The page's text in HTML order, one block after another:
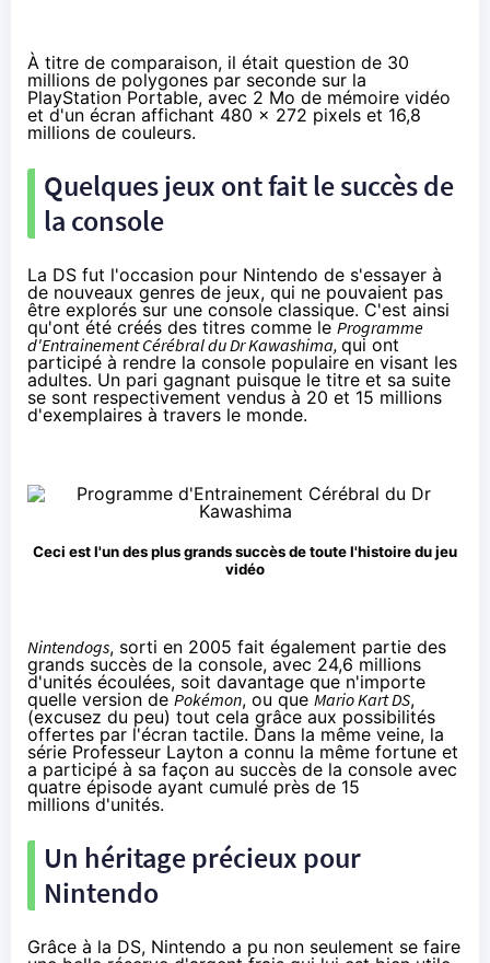
À titre de comparaison, il était question de 30
millions de polygones par seconde sur la
PlayStation Portable, avec 2 Mo de mémoire vidéo
et d'un écran affichant 480 x 272 pixels et 16,8
millions de couleurs.
Quelques jeux ont fait le succès de
la console
La DS fut l'occasion pour Nintendo de s'essayer à
de nouveaux genres de jeux, qui ne pouvaient pas
être explorés sur une console classique. C'est ainsi
qu'ont été créés des titres comme leProgramme
d'Entrainement Cérébral du Dr Kawashima, qui ont
participé à rendre la console populaire en visant les
adultes. Un pari gagnant puisque le titre et sa suite
se sont respectivement vendus à 20 et 15 millions
d'exemplaires à travers le monde.
Ceci est l'un des plus grands succès de toute l'histoire du jeu
vidéo
Nintendogs, sorti en 2005 fait également partie des
grands succès de la console, avec 24,6 millions
d'unités écoulées, soit davantage que n'importe
quelle version de Pokémon, ou que Mario Kart DS,
(excusez du peu) tout cela grâce aux possibilités
offertes par l'écran tactile. Dans la même veine, la
série Professeur Layton a connu la même fortune et
a participé à sa façon au succès de la console avec
quatre épisode ayant cumulé près de 15
millions d'unités.
Un héritage précieux pour
Nintendo
Grâce à la DS, Nintendo a pu non seulement se faire